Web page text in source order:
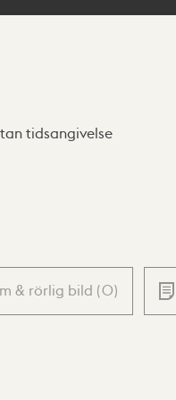
tidsangivelse
& rörlig bild (0)